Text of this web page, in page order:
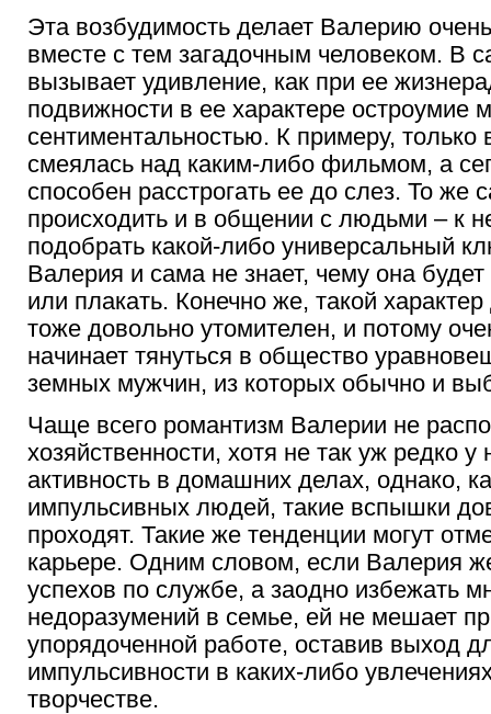
Эта возбудимость делает Валерию
вместе с тем загадочным человеком. В
вызывает удивление, как при ее
подвижности в ее характере остроумие
сентиментальностью. К примеру, только
смеялась над каким-либо фильмом, а
способен расстрогать ее до слез. То же
происходить и в общении с людьми – к
подобрать какой-либо универсальный
Валерия и сама не знает, чему она будет
или плакать. Конечно же, такой
тоже довольно утомителен, и потому
начинает тянуться в общество
земных мужчин, из которых обычно и
Чаще всего романтизм Валерии не
хозяйственности, хотя не так уж редко у
активность в домашних делах, однако,
импульсивных людей, такие вспышки
проходят. Такие же тенденции могут
карьере. Одним словом, если Валерия
успехов по службе, а заодно избежать
недоразумений в семье, ей не мешает
упорядоченной работе, оставив выход
импульсивности в каких-либо
творчестве.